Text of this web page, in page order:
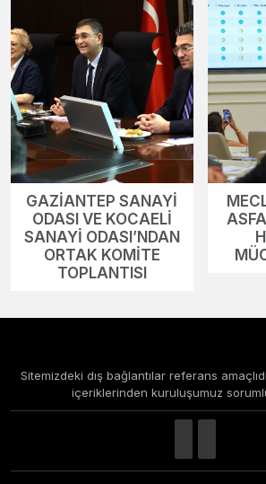
GAZİANTEP SANAYİ
ODASI VE KOCAELİ
SANAYİ ODASI’NDAN
ORTAK KOMİTE
TOPLANTISI
Sitemizdeki dış bağlantılar referans
içeriklerinden kuruluşumuz